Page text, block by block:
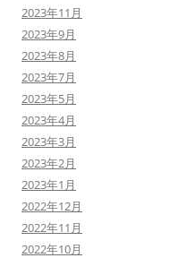
2023年11月
2023年9月
2023年8月
2023年7月
2023年5月
2023年4月
2023年3月
2023年2月
2023年1月
2022年12月
2022年11月
2022年10月